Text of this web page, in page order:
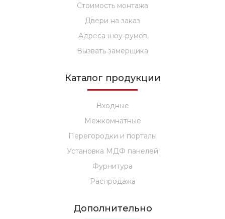
Стоимость монтажа
Двери на заказ
Адреса шоу-румов
Вызвать замерщика
Каталог продукции
Входные
Межкомнатные
Перегородки и порталы
Установка МДФ панелей
Фурнитура
Распродажа
Дополнительно